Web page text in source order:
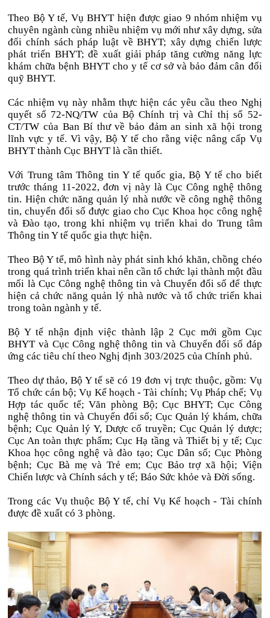
Theo Bộ Y tế, Vụ BHYT hiện được giao 9 nhóm nhiệm vụ
chuyên ngành cùng nhiều nhiệm vụ mới như xây dựng, sửa
đổi chính sách pháp luật về BHYT; xây dựng chiến lược
phát triển BHYT; đề xuất giải pháp tăng cường năng lực
khám chữa bệnh BHYT cho y tế cơ sở và bảo đảm cân đối
quỹ BHYT.
Các nhiệm vụ này nhằm thực hiện các yêu cầu theo Nghị
quyết số 72-NQ/TW của Bộ Chính trị và Chỉ thị số 52-
CT/TW của Ban Bí thư về bảo đảm an sinh xã hội trong
lĩnh vực y tế. Vì vậy, Bộ Y tế cho rằng việc nâng cấp Vụ
BHYT thành Cục BHYT là cần thiết.
Với Trung tâm Thông tin Y tế quốc gia, Bộ Y tế cho biết
trước tháng 11-2022, đơn vị này là Cục Công nghệ thông
tin. Hiện chức năng quản lý nhà nước về công nghệ thông
tin, chuyển đổi số được giao cho Cục Khoa học công nghệ
và Đào tạo, trong khi nhiệm vụ triển khai do Trung tâm
Thông tin Y tế quốc gia thực hiện.
Theo Bộ Y tế, mô hình này phát sinh khó khăn, chồng chéo
trong quá trình triển khai nên cần tổ chức lại thành một đầu
mối là Cục Công nghệ thông tin và Chuyển đổi số để thực
hiện cả chức năng quản lý nhà nước và tổ chức triển khai
trong toàn ngành y tế.
Bộ Y tế nhận định việc thành lập 2 Cục mới gồm Cục
BHYT và Cục Công nghệ thông tin và Chuyển đổi số đáp
ứng các tiêu chí theo Nghị định 303/2025 của Chính phủ.
Theo dự thảo, Bộ Y tế sẽ có 19 đơn vị trực thuộc, gồm: Vụ
Tổ chức cán bộ; Vụ Kế hoạch - Tài chính; Vụ Pháp chế; Vụ
Hợp tác quốc tế; Văn phòng Bộ; Cục BHYT; Cục Công
nghệ thông tin và Chuyển đổi số; Cục Quản lý khám, chữa
bệnh; Cục Quản lý Y, Dược cổ truyền; Cục Quản lý dược;
Cục An toàn thực phẩm; Cục Hạ tầng và Thiết bị y tế; Cục
Khoa học công nghệ và đào tạo; Cục Dân số; Cục Phòng
bệnh; Cục Bà mẹ và Trẻ em; Cục Bảo trợ xã hội; Viện
Chiến lược và Chính sách y tế; Báo Sức khỏe và Đời sống.
Trong các Vụ thuộc Bộ Y tế, chỉ Vụ Kế hoạch - Tài chính
được đề xuất có 3 phòng.